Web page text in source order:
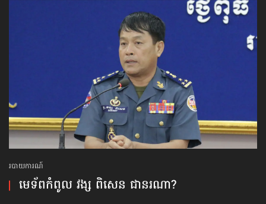
របាយការណ៍
មេទ័ព​កំពូល វង្ស ពិសេន ជា​នរណា?